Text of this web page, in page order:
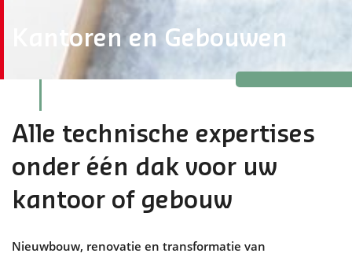
Kantoren en Gebouwen
Alle technische expertises
onder één dak voor uw
kantoor of gebouw
Nieuwbouw, renovatie en transformatie van